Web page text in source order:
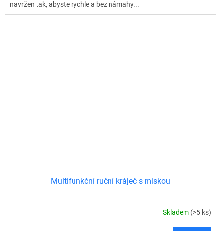
navržen tak, abyste rychle a bez námahy...
Multifunkční ruční kráječ s miskou
Skladem (>5 ks)